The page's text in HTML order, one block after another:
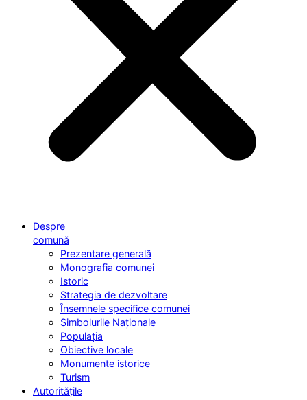
Despre
comună
Prezentare generală
Monografia comunei
Istoric
Strategia de dezvoltare
Însemnele specifice comunei
Simbolurile Naționale
Populația
Obiective locale
Monumente istorice
Turism
Autoritățile